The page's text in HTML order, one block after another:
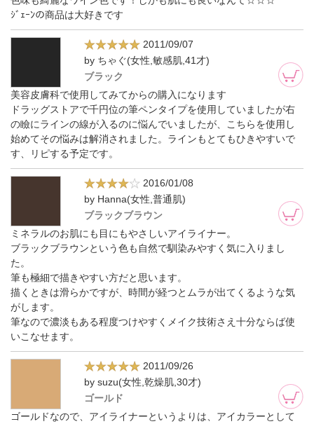
ｼﾞｪｰﾝの商品は大好きです
2011/09/07
by ちゃぐ(女性,敏感肌,41才)
ブラック
美容皮膚科で使用してみてからの購入になります
ドラッグストアで千円位の筆ペンタイプを使用していましたが右
の瞼にラインの線が入るのに悩んでいましたが、こちらを使用し
始めてその悩みは解消されました。ラインもとてもひきやすいで
す、リピする予定です。
2016/01/08
by Hanna(女性,普通肌)
ブラックブラウン
ミネラルのお肌にも目にもやさしいアイライナー。
ブラックブラウンという色も自然で馴染みやすく気に入りまし
た。
筆も極細で描きやすい方だと思います。
描くときは滑らかですが、時間が経つとムラが出てくるような気
がします。
筆なので濃淡もある程度つけやすくメイク技術さえ十分ならば使
いこなせます。
2011/09/26
by suzu(女性,乾燥肌,30才)
ゴールド
ゴールドなので、アイライナーというよりは、アイカラーとして